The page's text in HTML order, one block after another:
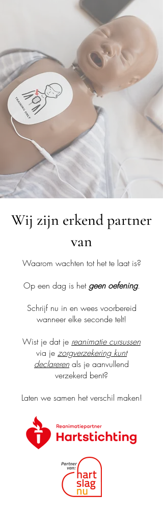
Wij zijn erkend partner
van
Waarom wachten tot het te laat is?
Op een dag is het geen oefening.
Schrijf nu in en wees voorbereid
wanneer elke seconde telt!
Wist je dat je reanimatie cursussen
via je zorgverzekering kunt
declareren als je aanvullend
verzekerd bent?
Laten we samen het verschil maken!